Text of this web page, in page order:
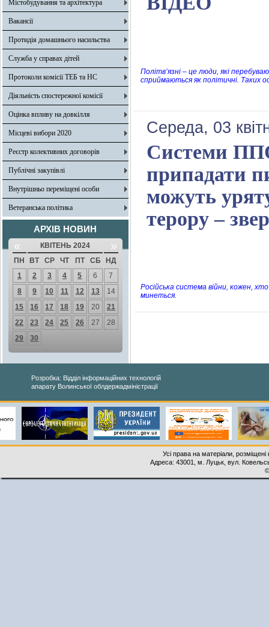
Містобудування та архітектура
Вакансії
Протидія домашнього насильства
Служба у справах дітей
Протоколи комісії ТЕБ та НС
Діяльність спостережної комісії
Оцінка впливу на довкілля
Місцеві вибори 2020
Реєстр колективних договорів
Публічні закупівлі
Внутрішньо переміщені особи
Ветеранська політика
АРХІВ НОВИН
« КВІТЕНЬ 2024 »
ПН ВТ СР ЧТ ПТ СБ
НД
1
2 3 4 5 6
7
8
9 10 11 12 13
14
15
16 17 18 19 20
21
22
23 24 25 26 27
28
29
30
Політв’язні – це люди, які
сприймаються як політичні. Таких
Середа, 03
Системи
припадати
можуть
терору –
Російська система війни, кожен, хто
минеться.
Розробка: Відділ інформаційних технологій
апарату Волинської облдержадміністрації
Усі права на матеріали,
Адреса: 43001, м. Луцьк, вул.